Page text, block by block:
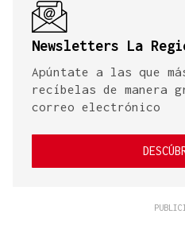
Newsletters La
Apúntate a las que
recíbelas de manera
correo electrónico